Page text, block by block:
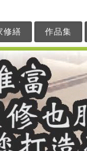
修繕 作品集